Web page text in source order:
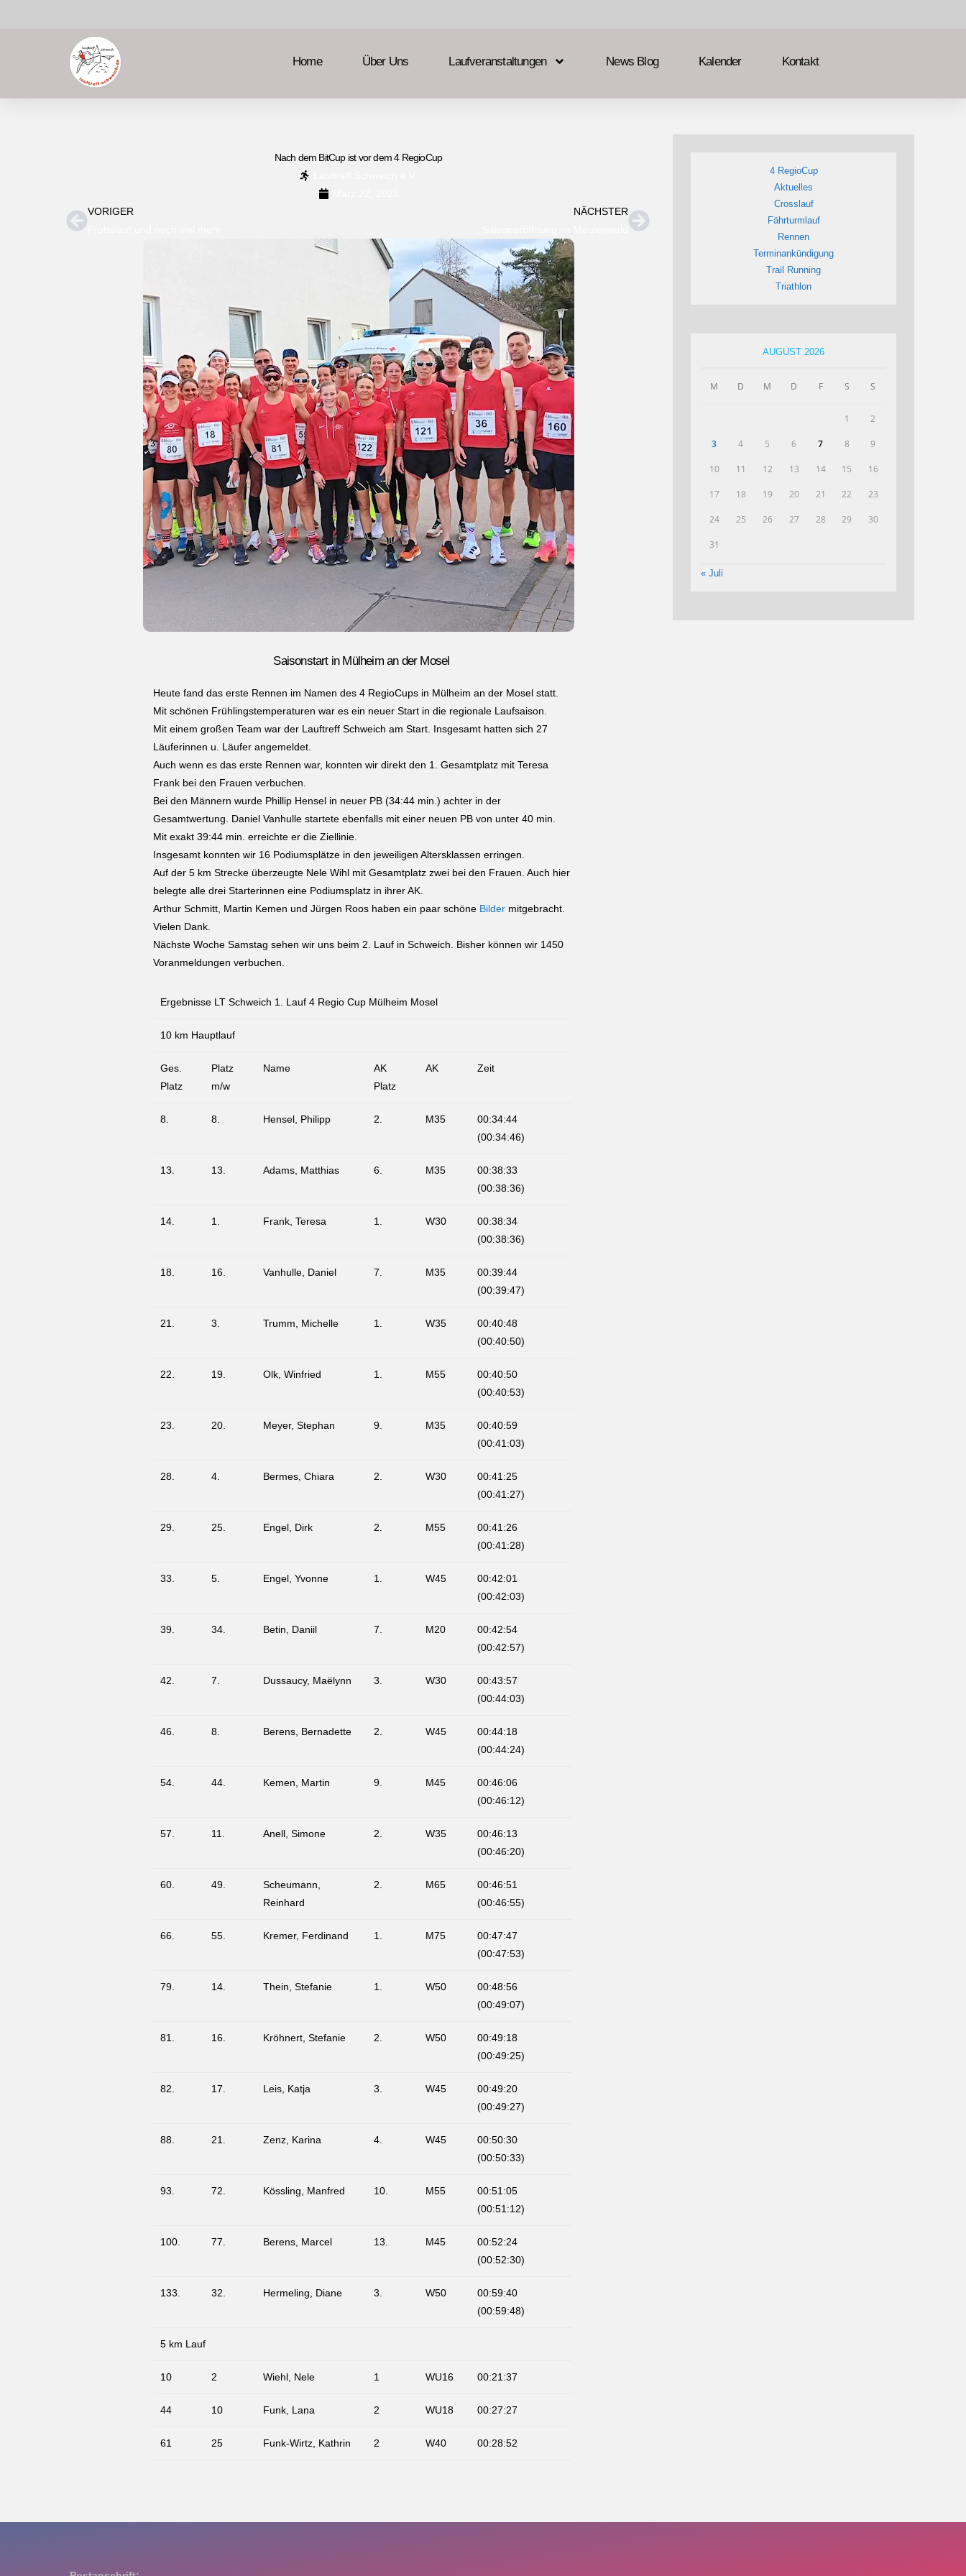
Home Über Uns Laufveranstaltungen News Blog Kalender Kontakt
Nach dem BitCup ist vor dem 4 RegioCup
VORIGER
NÄCHSTER
Saisonstart in Mülheim an der Mosel
Heute fand das erste Rennen im Namen des 4 RegioCups in Mülheim an der Mosel statt.
Mit schönen Frühlingstemperaturen war es ein neuer Start in die regionale Laufsaison.
Mit einem großen Team war der Lauftreff Schweich am Start. Insgesamt hatten sich 27
Läuferinnen u. Läufer angemeldet.
Auch wenn es das erste Rennen war, konnten wir direkt den 1. Gesamtplatz mit Teresa
Frank bei den Frauen verbuchen.
Bei den Männern wurde Phillip Hensel in neuer PB (34:44 min.) achter in der
Gesamtwertung. Daniel Vanhulle startete ebenfalls mit einer neuen PB von unter 40 min.
Mit exakt 39:44 min. erreichte er die Ziellinie.
Insgesamt konnten wir 16 Podiumsplätze in den jeweiligen Altersklassen erringen.
Auf der 5 km Strecke überzeugte Nele Wihl mit Gesamtplatz zwei bei den Frauen. Auch hier
belegte alle drei Starterinnen eine Podiumsplatz in ihrer AK.
Arthur Schmitt, Martin Kemen und Jürgen Roos haben ein paar schöne Bildermitgebracht.
Vielen Dank.
Nächste Woche Samstag sehen wir uns beim 2. Lauf in Schweich. Bisher können wir 1450
Voranmeldungen verbuchen.
Ergebnisse LT Schweich 1. Lauf 4 Regio Cup Mülheim Mosel
10 km Hauptlauf
Ges.
Platz
Platz
m/w
Name
AK
Platz
AK Zeit
8. 8. Hensel, Philipp 2. M35
00:34:44
(00:34:46)
13. 13. Adams, Matthias 6. M35
00:38:33
(00:38:36)
14. 1. Frank, Teresa 1. W30
00:38:34
(00:38:36)
18. 16. Vanhulle, Daniel 7. M35
00:39:44
(00:39:47)
21. 3. Trumm, Michelle 1. W35
00:40:48
(00:40:50)
22. 19. Olk, Winfried 1. M55
00:40:50
(00:40:53)
23. 20. Meyer, Stephan 9. M35
00:40:59
(00:41:03)
28. 4. Bermes, Chiara 2. W30
00:41:25
(00:41:27)
29. 25. Engel, Dirk 2. M55
00:41:26
(00:41:28)
33. 5. Engel, Yvonne 1. W45
00:42:01
(00:42:03)
39. 34. Betin, Daniil 7. M20
00:42:54
(00:42:57)
42. 7. Dussaucy, Maëlynn 3. W30
00:43:57
(00:44:03)
46. 8. Berens, Bernadette 2. W45
00:44:18
(00:44:24)
54. 44. Kemen, Martin 9. M45
00:46:06
(00:46:12)
57. 11. Anell, Simone 2. W35
00:46:13
(00:46:20)
60. 49.
Scheumann,
Reinhard
2. M65
00:46:51
(00:46:55)
66. 55. Kremer, Ferdinand 1. M75
00:47:47
(00:47:53)
79. 14. Thein, Stefanie 1. W50
00:48:56
(00:49:07)
81. 16. Kröhnert, Stefanie 2. W50
00:49:18
(00:49:25)
82. 17. Leis, Katja 3. W45
00:49:20
(00:49:27)
88. 21. Zenz, Karina 4. W45
00:50:30
(00:50:33)
93. 72. Kössling, Manfred 10. M55
00:51:05
(00:51:12)
100. 77. Berens, Marcel 13. M45
00:52:24
(00:52:30)
133. 32. Hermeling, Diane 3. W50
00:59:40
(00:59:48)
5 km Lauf
10 2 Wiehl, Nele 1 WU16 00:21:37
44 10 Funk, Lana 2 WU18 00:27:27
61 25 Funk-Wirtz, Kathrin 2 W40 00:28:52
4 RegioCup
Aktuelles
Crosslauf
Fährturmlauf
Rennen
Terminankündigung
Trail Running
Triathlon
AUGUST 2026
M D M D F S S
1 2
3 4 5 6 7 8 9
10 11 12 13 14 15 16
17 18 19 20 21 22 23
24 25 26 27 28 29 30
31
« Juli